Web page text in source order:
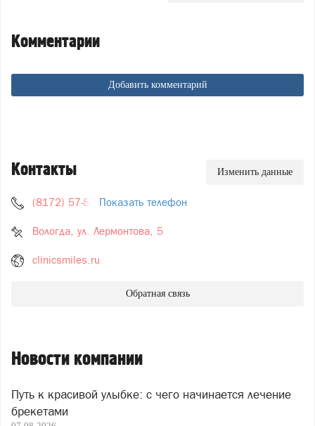
Комментарии
Добавить комментарий
Контакты Изменить данные
(8172) 57-86-20Показать телефон
Вологда, ул. Лермонтова, 5
clinicsmiles.ru
Обратная связь
Новости компании
Путь к красивой улыбке: с чего начинается лечение
брекетами